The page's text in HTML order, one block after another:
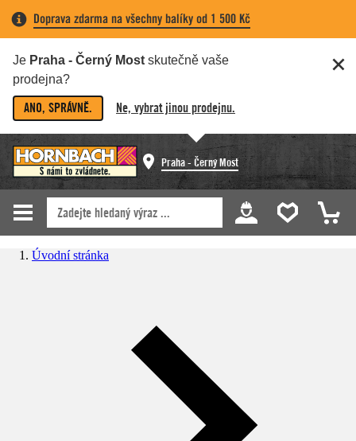
Doprava zdarma na všechny balíky od 1 500 Kč
Je Praha - Černý Most skutečně vaše
prodejna?
ANO, SPRÁVNĚ. Ne, vybrat jinou prodejnu.
Praha - Černý Most
Úvodní stránka